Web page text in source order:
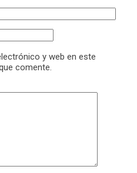
y web en este
comente.